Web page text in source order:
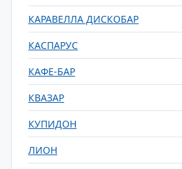
КАРАВЕЛЛА ДИСКОБАР
КАСПАРУС
КАФЕ-БАР
КВАЗАР
КУПИДОН
ЛИОН